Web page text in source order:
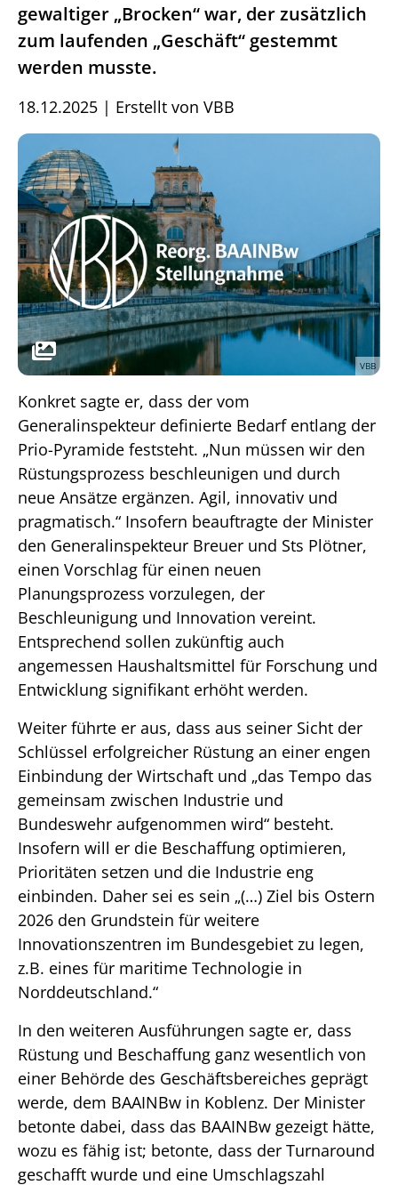
gewaltiger „Brocken“ war, der zusätzlich
zum laufenden „Geschäft“ gestemmt
werden musste.
18.12.2025 | Erstellt von VBB
VBB
Konkret sagte er, dass der vom
Generalinspekteur definierte Bedarf entlang der
Prio-Pyramide feststeht. „Nun müssen wir den
Rüstungsprozess beschleunigen und durch
neue Ansätze ergänzen. Agil, innovativ und
pragmatisch.“ Insofern beauftragte der Minister
den Generalinspekteur Breuer und Sts Plötner,
einen Vorschlag für einen neuen
Planungsprozess vorzulegen, der
Beschleunigung und Innovation vereint.
Entsprechend sollen zukünftig auch
angemessen Haushaltsmittel für Forschung und
Entwicklung signifikant erhöht werden.
Weiter führte er aus, dass aus seiner Sicht der
Schlüssel erfolgreicher Rüstung an einer engen
Einbindung der Wirtschaft und „das Tempo das
gemeinsam zwischen Industrie und
Bundeswehr aufgenommen wird“ besteht.
Insofern will er die Beschaffung optimieren,
Prioritäten setzen und die Industrie eng
einbinden. Daher sei es sein „(…) Ziel bis Ostern
2026 den Grundstein für weitere
Innovationszentren im Bundesgebiet zu legen,
z.B. eines für maritime Technologie in
Norddeutschland.“
In den weiteren Ausführungen sagte er, dass
Rüstung und Beschaffung ganz wesentlich von
einer Behörde des Geschäftsbereiches geprägt
werde, dem BAAINBw in Koblenz. Der Minister
betonte dabei, dass das BAAINBw gezeigt hätte,
wozu es fähig ist; betonte, dass der Turnaround
geschafft wurde und eine Umschlagszahl